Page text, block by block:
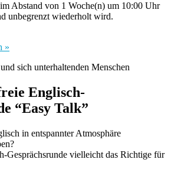
Abstand von 1 Woche(n) um 10:00 Uhr
unbegrenzt wiederholt wird.
»
Englisch-
“Easy Talk”
in entspannter Atmosphäre
Gesprächsrunde vielleicht das Richtige für